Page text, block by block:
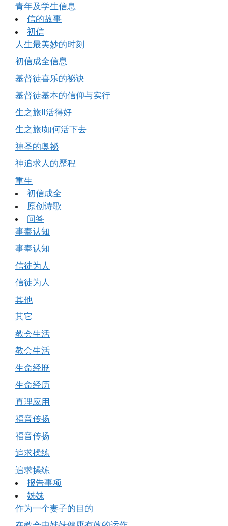
青年及学生信息
信的故事
初信
人生最美妙的时刻
初信成全信息
基督徒喜乐的祕诀
基督徒基本的信仰与实行
生之旅Ⅱ活得好
生之旅Ⅰ如何活下去
神圣的奥祕
神追求人的歷程
重生
初信成全
原创诗歌
问答
事奉认知
事奉认知
信徒为人
信徒为人
其他
其它
教会生活
教会生活
生命经歷
生命经历
真理应用
福音传扬
福音传扬
追求操练
追求操练
报告事项
姊妹
作为一个妻子的目的